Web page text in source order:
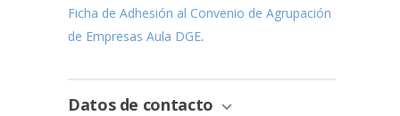
Ficha de Adhesión al Convenio de Agrupación
de Empresas Aula DGE.
Datos de contacto